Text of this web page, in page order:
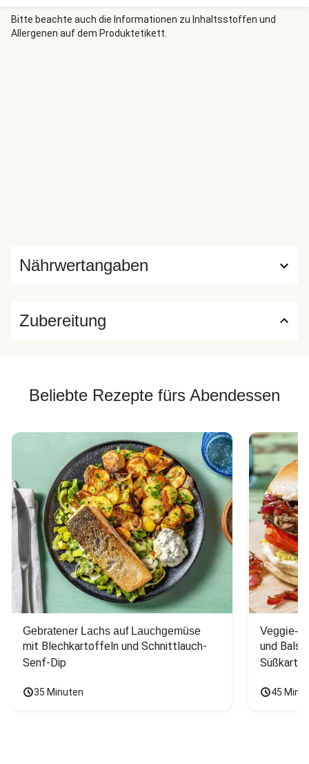
Bitte beachte auch die Informationen zu Inhaltsstoffen und
Allergenen auf dem Produktetikett.
Nährwertangaben
Zubereitung
Beliebte Rezepte fürs Abendessen
Gebratener Lachs auf Lauchgemüse
mit Blechkartoffeln und Schnittlauch-
Senf-Dip
35 Minuten
Veggie-
und
45